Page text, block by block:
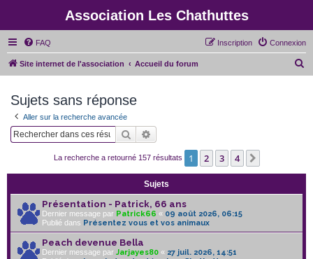
Association Les Chathuttes
FAQ Connexion
Inscription
Site internet de l'association Accueil du forum
Sujets sans réponse
Aller sur la recherche avancée
Rechercher
La recherche a retourné 157 résultats 1 2 3 4
Sujets
Présentation - Patrick, 66 ans
Dernier message par Patrick66 « 09 août 2026, 06:15
Publié dans Présentez vous et vos animaux
Peach devenue Bella
Dernier message par Jarjayes80 « 27 juil. 2026, 14:51